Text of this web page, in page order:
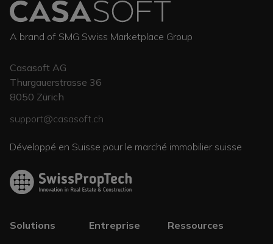
A brand of SMG Swiss Marketplace Group
Casasoft AG
Thurgauerstrasse 36
8050 Zürich
support@casasoft.ch
Développé en Suisse pour le marché immobilier suisse
Solutions Entreprise Ressources